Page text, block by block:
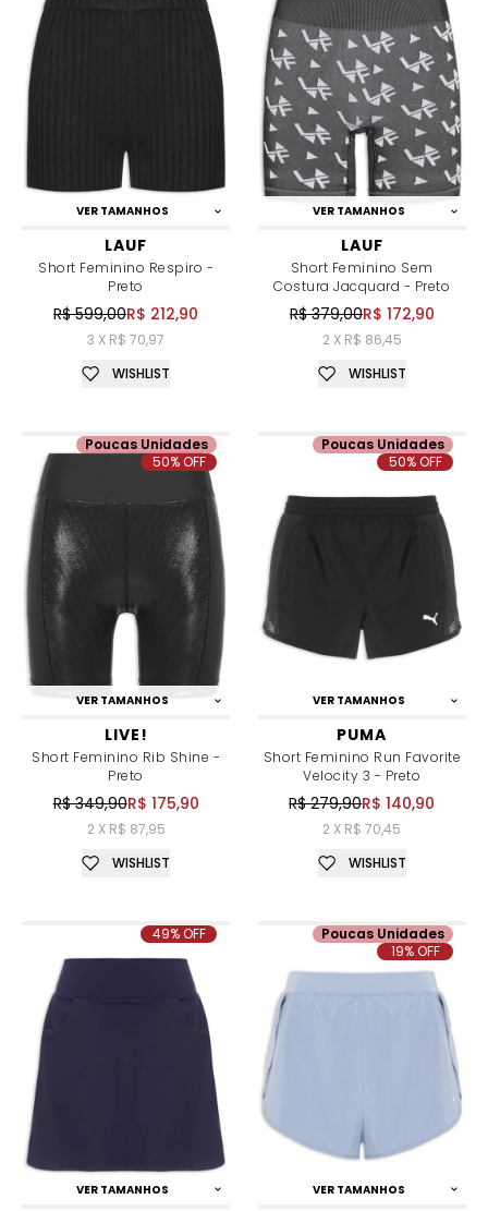
VER TAMANHOS
LAUF
Short Feminino Respiro -
Preto
R$ 599,00R$ 212,90
3 X R$ 70,97
WISHLIST
VER TAMANHOS
LAUF
Short Feminino Sem
Costura Jacquard - Preto
R$ 379,00R$ 172,90
2 X R$ 86,45
WISHLIST
VER TAMANHOS
LIVE!
Short Feminino Rib Shine -
Preto
R$ 349,90R$ 175,90
2 X R$ 87,95
Poucas Unidades
50% OFF
WISHLIST
VER TAMANHOS
PUMA
Short Feminino Run Favorite
Velocity 3 - Preto
R$ 279,90R$ 140,90
2 X R$ 70,45
Poucas Unidades
50% OFF
WISHLIST
VER TAMANHOS
49% OFF
VER TAMANHOS
Poucas Unidades
19% OFF